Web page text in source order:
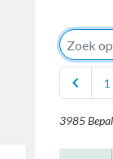
chevron_left
1
3985